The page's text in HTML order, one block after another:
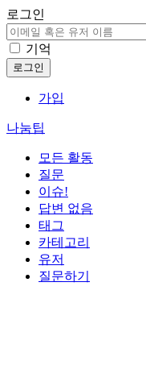
로그인
기억
가입
나눔팁
모든 활동
질문
이슈!
답변 없음
태그
카테고리
유저
질문하기